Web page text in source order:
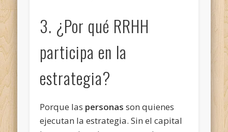
3. ¿Por qué RRHH
participa en la
estrategia?
Porque las personas son quienes
ejecutan la estrategia. Sin el capital